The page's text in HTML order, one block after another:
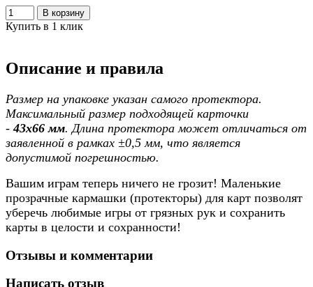
В корзину
Купить в 1 клик
Описание и правила
Размер на упаковке указан самого протектора.
Максимальный размер подходящей карточки
-43х66 мм. Длина протектора может отличаться от
заявленной в рамках ±0,5 мм, что является
допустимой погрешностью.
Вашим играм теперь ничего не грозит! Маленькие
прозрачные кармашки (протекторы) для карт позволят
уберечь любимые игры от грязных рук и сохранить
карты в целости и сохранности!
Отзывы и комментарии
Написать отзыв